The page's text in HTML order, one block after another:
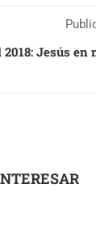
Jesús en